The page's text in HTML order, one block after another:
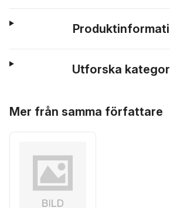
Utforska
Mer från samma författare